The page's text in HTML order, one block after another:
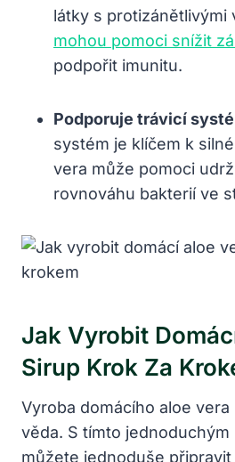
látky s protizánětlivými
mohou pomoci snížit
podpořit imunitu.
Podporuje trávicí
systém je klíčem k
vera může pomoci
rovnováhu bakterií ve
Jak Vyrobit
Sirup Krok Za
Vyroba domácího aloe
věda. S tímto
můžete jednoduše